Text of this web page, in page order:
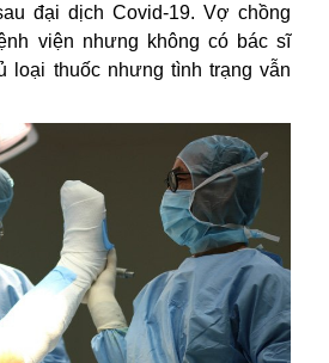
đại dịch Covid-19. Vợ chồng
viện nhưng không có bác sĩ
loại thuốc nhưng tình trạng vẫn